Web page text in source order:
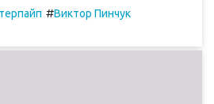
#Виктор Пинчук